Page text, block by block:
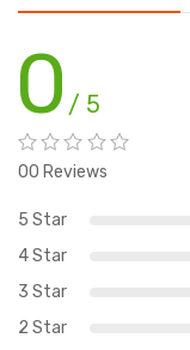
0 / 5
00 Reviews
5 Star
4 Star
3 Star
2 Star